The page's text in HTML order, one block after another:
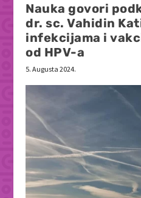
Nauka govori
dr. sc. Vahidin
infekcijama i
od HPV-a
5. Augusta 2024.